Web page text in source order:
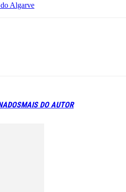
Algarve
MAIS DO AUTOR